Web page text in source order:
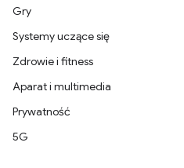
Gry
Systemy uczące się
Zdrowie i fitness
Aparat i multimedia
Prywatność
5G